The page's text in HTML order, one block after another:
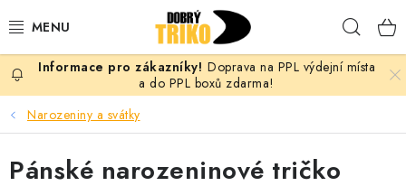
na
PRO ŽENY
PRO MUŽE
PRO DĚTI
Doprava na PPL výdejní místa
a do PPL boxů zdarma!
Narozeniny a svátky
Pánské narozeninové tričko